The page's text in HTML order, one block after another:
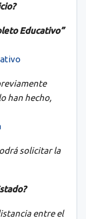
Educativo”
han hecho,
solicitar la
entre el